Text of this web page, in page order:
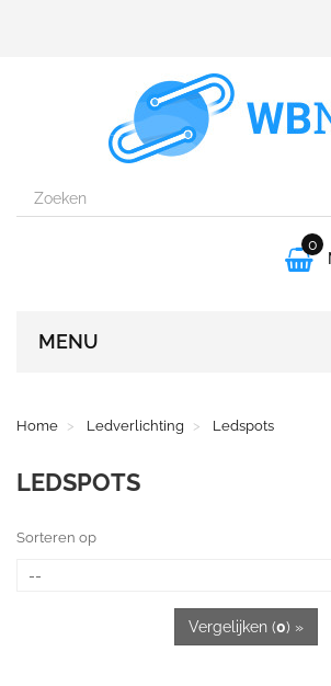

0
MENU
Home Ledverlichting Ledspots
LEDSPOTS
Sorteren op
Vergelijken (0) »